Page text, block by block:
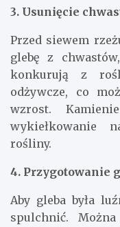
3. Usunięcie
Przed siewem
glebę z
konkurują z
odżywcze, co
wzrost.
wykiełkowanie
rośliny.
4. Przygotowanie
Aby gleba była
spulchnić.